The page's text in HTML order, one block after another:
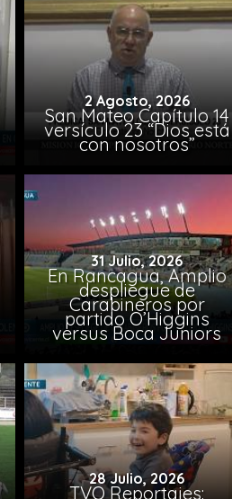
2 Agosto, 2026
San Mateo Capítulo 14
versículo 23 “Dios está
con nosotros”
31 Julio, 2026
En Rancagua, Amplio
despliegue de
Carabineros por
partido O’Higgins
versus Boca Juniors
28 Julio, 2026
TVO Reportajes: